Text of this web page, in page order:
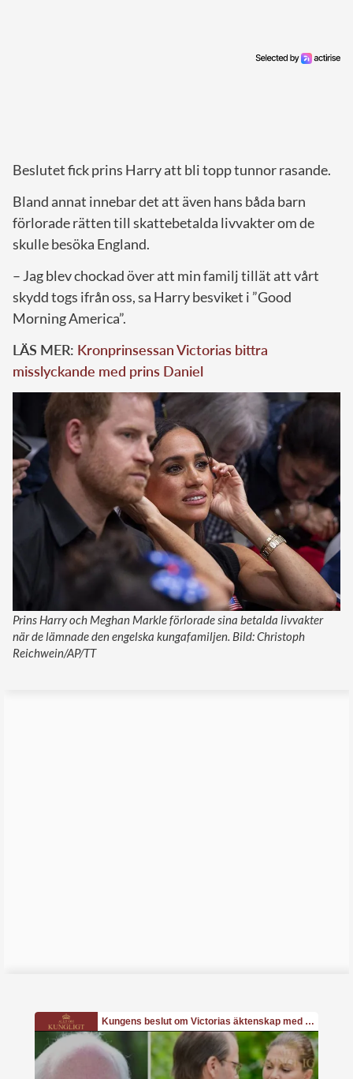
Beslutet fick prins Harry att bli topp tunnor rasande.
Bland annat innebar det att även hans båda barn
förlorade rätten till skattebetalda livvakter om de
skulle besöka England.
– Jag blev chockad över att min familj tillät att vårt
skydd togs ifrån oss, sa Harry besviket i ”Good
Morning America”.
LÄS MER: Kronprinsessan Victorias bittra
misslyckande med prins Daniel
Prins Harry och Meghan Markle förlorade sina betalda livvakter
när de lämnade den engelska kungafamiljen. Bild: Christoph
Reichwein/AP/TT